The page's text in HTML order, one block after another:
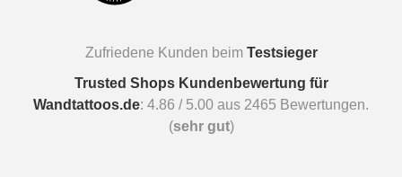
Zufriedene Kunden beim Testsieger
Trusted Shops Kundenbewertung für
Wandtattoos.de: 4.86 / 5.00 aus 2465 Bewertungen.
(sehr gut)